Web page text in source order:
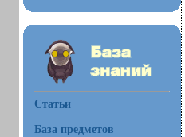
Статьи
База предметов